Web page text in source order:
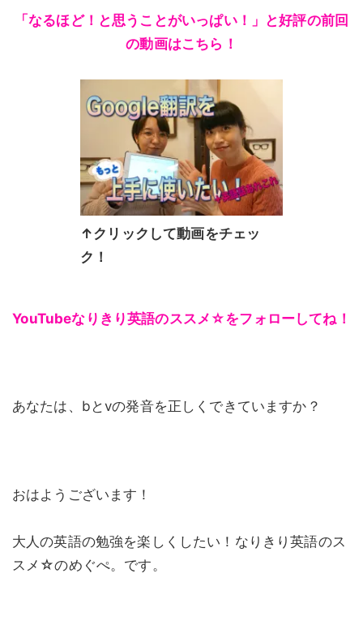
「なるほど！と思うことがいっぱい！」と好評の前回
の動画はこちら！
↑クリックして動画をチェッ
ク！
YouTubeなりきり英語のススメ☆をフォローしてね！
あなたは、bとvの発音を正しくできていますか？
おはようございます！
大人の英語の勉強を楽しくしたい！なりきり英語のス
スメ☆のめぐぺ。です。